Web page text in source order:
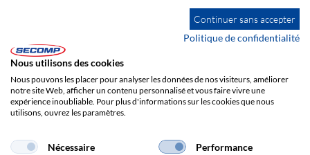
Continuer sans accepter
Politique de confidentialité
Nous utilisons des cookies
Nous pouvons les placer pour analyser les données de nos visiteurs, améliorer
notre site Web, afficher un contenu personnalisé et vous faire vivre une
expérience inoubliable. Pour plus d'informations sur les cookies que nous
utilisons, ouvrez les paramètres.
Nécessaire Performance